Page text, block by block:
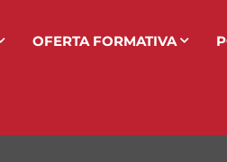
OFERTA FORMATIVA